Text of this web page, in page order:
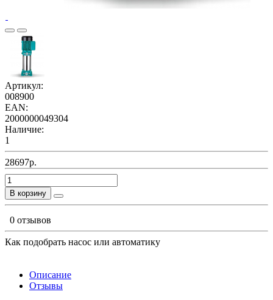
Артикул:
008900
EAN:
2000000049304
Наличие:
1
28697р.
В корзину
0 отзывов
Как подобрать насос или автоматику
Описание
Отзывы